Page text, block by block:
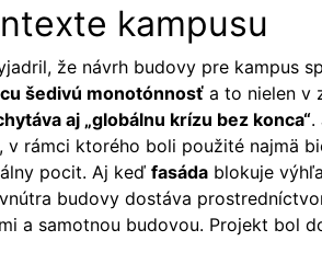
kampusu
že návrh budovy pre kampus
šedivú monotónnosť a to nielen v
aj „globálnu krízu bez konca“.
v rámci ktorého boli použité najmä
pocit. Aj keď fasáda blokuje
budovy dostáva
a samotnou budovou. Projekt bol